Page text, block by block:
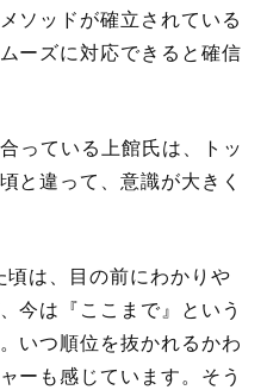
ソッドが確立されている
ーズに対応できると確信
っている上館氏は、トッ
と違って、意識が大きく
頃は、目の前にわかりや
今は『ここまで』という
いつ順位を抜かれるかわ
ーも感じています。そう